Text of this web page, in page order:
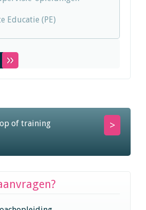
Educatie (PE)
of training